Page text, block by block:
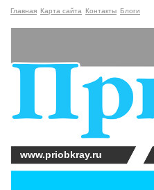
Главная Карта сайта Контакты Блоги
www.priobkray.ru